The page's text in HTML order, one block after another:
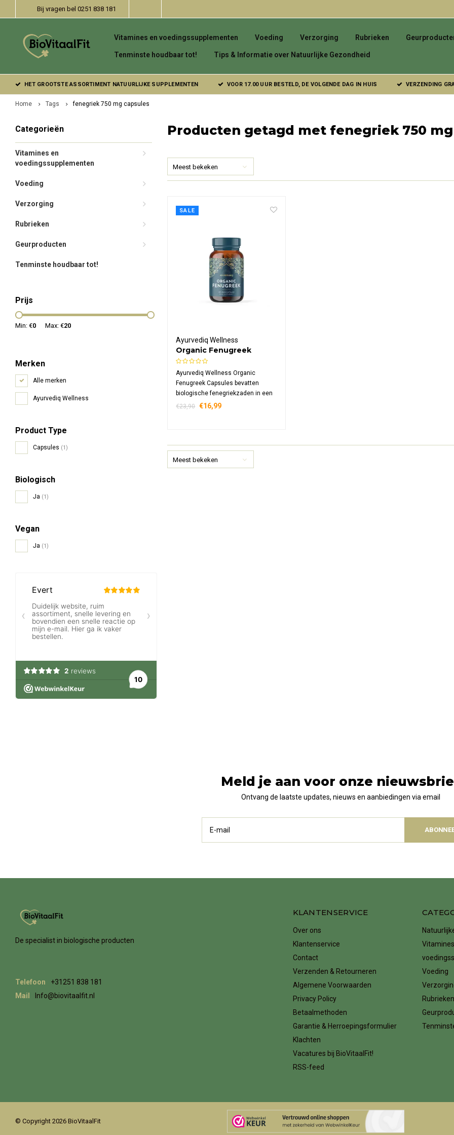
Bij vragen bel 0251 838 181
Vitamines en voedingssupplementen Voeding Verzorging Rubrieken
Tenminste houdbaar tot! Tips & Informatie over Natuurlijke Gezondheid
HET GROOTSTE ASSORTIMENT NATUURLIJKE SUPPLEMENTEN VOOR 17.00 UUR BESTELD, DE VOLGENDE DAG IN HUIS VERZENDING
Home Tags fenegriek 750 mg capsules
Categorieën
Vitamines en
voedingssupplementen
Voeding
Verzorging
Rubrieken
Geurproducten
Tenminste houdbaar tot!
Prijs
Min: €0 Max: €20
Merken
Alle merken
Ayurvediq Wellness
Product Type
Capsules (1)
Biologisch
Ja (1)
Vegan
Ja (1)
Producten getagd met fenegriek 750
Meest bekeken
SALE
Ayurvediq Wellness
Organic Fenugreek
Capsules
Ayurvediq Wellness Organic
Fenugreek Capsules bevatten
biologische fenegriekzaden in een
praktisch formaat van 120 capsules
€23,90 €16,99
Meest bekeken
Meld je aan voor onze
Ontvang de laatste updates, nieuws en aanbiedingen via email
De specialist in biologische producten
Telefoon
+31251 838 181
Mail
Info@biovitaalfit.nl
KLANTENSERVICE
Over ons
Klantenservice
Contact
Verzenden & Retourneren
Algemene Voorwaarden
Privacy Policy
Betaalmethoden
Garantie & Herroepingsformulier
Klachten
Vacatures bij BioVitaalFit!
RSS-feed
Voeding
Rubrieken
© Copyright 2026 BioVitaalFit